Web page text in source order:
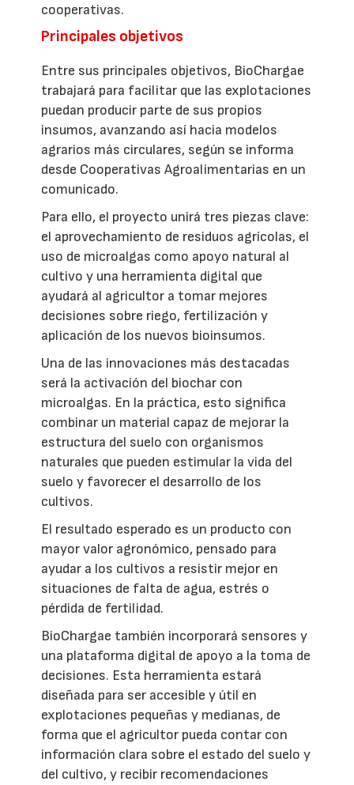
cooperativas.
Principales objetivos
Entre sus principales objetivos, BioChargae
trabajará para facilitar que las explotaciones
puedan producir parte de sus propios
insumos, avanzando así hacia modelos
agrarios más circulares, según se informa
desde Cooperativas Agroalimentarias en un
comunicado.
Para ello, el proyecto unirá tres piezas clave:
el aprovechamiento de residuos agrícolas, el
uso de microalgas como apoyo natural al
cultivo y una herramienta digital que
ayudará al agricultor a tomar mejores
decisiones sobre riego, fertilización y
aplicación de los nuevos bioinsumos.
Una de las innovaciones más destacadas
será la activación del biochar con
microalgas. En la práctica, esto significa
combinar un material capaz de mejorar la
estructura del suelo con organismos
naturales que pueden estimular la vida del
suelo y favorecer el desarrollo de los
cultivos.
El resultado esperado es un producto con
mayor valor agronómico, pensado para
ayudar a los cultivos a resistir mejor en
situaciones de falta de agua, estrés o
pérdida de fertilidad.
BioChargae también incorporará sensores y
una plataforma digital de apoyo a la toma de
decisiones. Esta herramienta estará
diseñada para ser accesible y útil en
explotaciones pequeñas y medianas, de
forma que el agricultor pueda contar con
información clara sobre el estado del suelo y
del cultivo, y recibir recomendaciones